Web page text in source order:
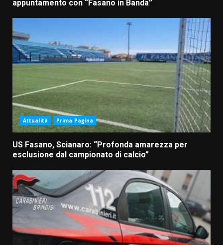
appuntamento con “Fasano in Banda”
Attualità Prima Pagina
US Fasano, Scianaro: “Profonda amarezza per
esclusione dal campionato di calcio”